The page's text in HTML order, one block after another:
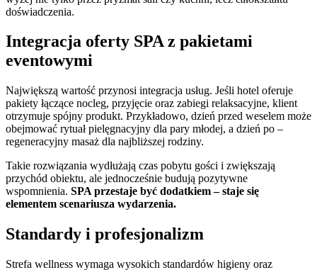
doświadczenia.
Integracja oferty SPA z pakietami
eventowymi
Największą wartość przynosi integracja usług. Jeśli hotel oferuje
pakiety łączące nocleg, przyjęcie oraz zabiegi relaksacyjne, klient
otrzymuje spójny produkt. Przykładowo, dzień przed weselem może
obejmować rytuał pielęgnacyjny dla pary młodej, a dzień po –
regeneracyjny masaż dla najbliższej rodziny.
Takie rozwiązania wydłużają czas pobytu gości i zwiększają
przychód obiektu, ale jednocześnie budują pozytywne
wspomnienia. SPA przestaje być dodatkiem – staje się
elementem scenariusza wydarzenia.
Standardy i profesjonalizm
Strefa wellness wymaga wysokich standardów higieny oraz